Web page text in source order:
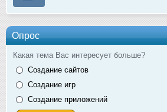
Опрос
Какая тема Вас интересует больше?
Создание сайтов
Создание игр
Создание приложений